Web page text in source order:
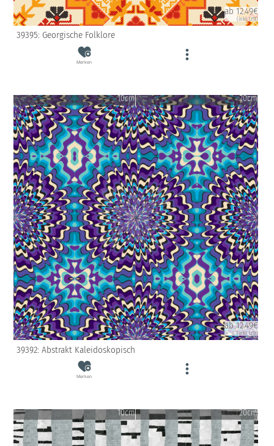
ab 12.49€
(inkl. USt)
39395: Georgische Folklore
Merken
10cm 20cm
ab 12.49€
(inkl. USt)
39392: Abstrakt Kaleidoskopisch
Merken
10cm 20cm